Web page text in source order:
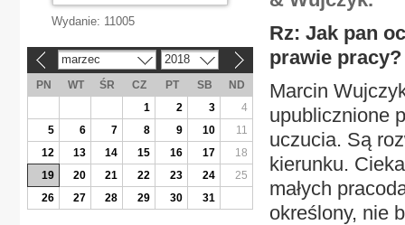
Rz: Jak pan
prawie pracy?
Marcin
upublicznione
uczucia. Są
kierunku.
małych
określony, nie
Wydanie: 11005
marzec 2018
PN WT ŚR CZ PT SB
ND
1
2 3
4
5
6 7 8 9 10
11
12
13 14 15 16 17
18
19
20 21 22 23 24
25
26
27 28 29 30 31